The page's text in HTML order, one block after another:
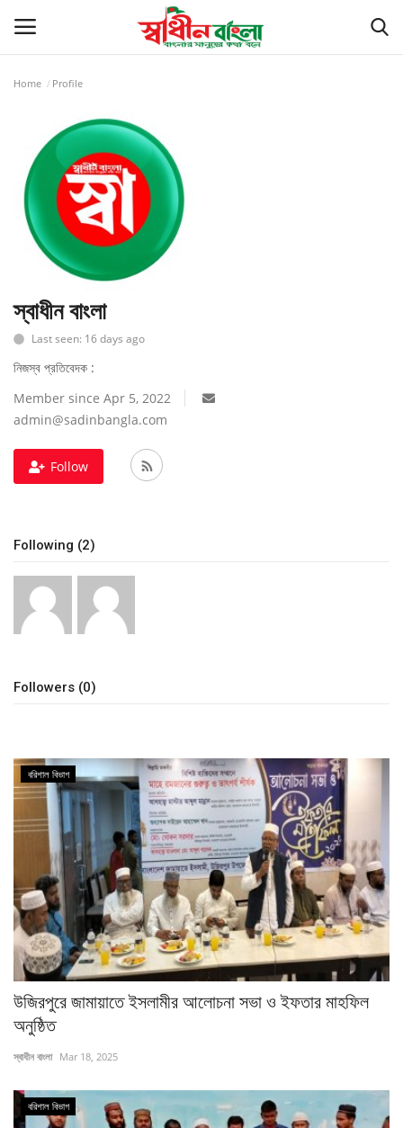
সর্বশেষ
বাংলাদেশ
খেলাধুলা
রাজনীতি
বাণিজ্য
বিনোদন
Gallery
অন্যান্য
Home Profile
স্বাধীন বাংলা
Last seen: 16 days ago
নিজস্ব প্রতিবেদক :
Member since Apr 5, 2022
admin@sadinbangla.com
Follow
Following (2)
Followers (0)
বরিশাল ‍বিভাগ
উজিরপুরে জামায়াতে ইসলামীর আলোচনা সভা ও ইফতার মাহফিল
অনুষ্ঠিত
স্বাধীন বাংলা Mar 18, 2025
বরিশাল ‍বিভাগ